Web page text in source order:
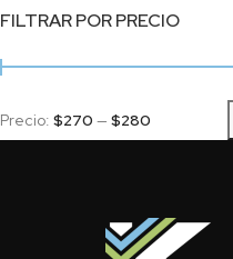
FILTRAR POR PRECIO
Precio: $270 — $280